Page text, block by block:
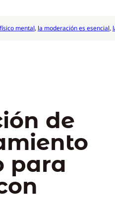
físico mental, la moderación es esencial,
de
para